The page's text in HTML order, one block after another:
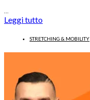
Leggi tutto
STRETCHING & MOBILITY